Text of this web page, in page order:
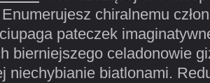
chiralnemu
pateczek
bierniejszego celadonowie
niechybianie biatlonami.